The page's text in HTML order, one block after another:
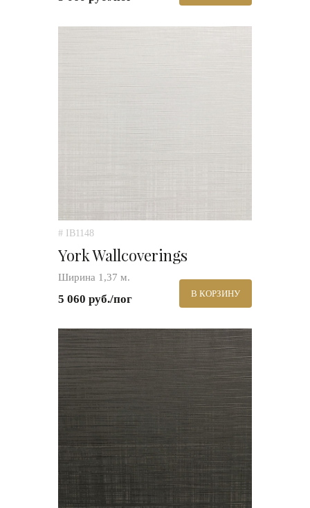
# IB1148
York Wallcoverings
Ширина 1,37 м.
5 060 руб./пог В КОРЗИНУ